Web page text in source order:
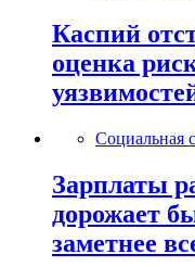
Каспий
оценка
Социальная
Зарплаты
дорожает
заметнее